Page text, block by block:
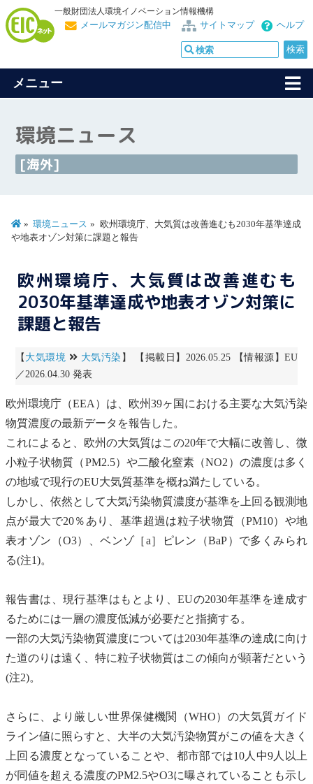
一般財団法人環境イノベーション情報機構
ヘルプ
サイトマップ
メールマガジン配信中
メニュー
環境ニュース
[海外]
環境ニュース
欧州環境庁、大気質は改善進むも2030年基準達成
や地表オゾン対策に課題と報告
欧州環境庁、大気質は改善進むも
2030年基準達成や地表オゾン対策に
課題と報告
【 大気環境 大気汚染 】 【掲載日】2026.05.25 【情報源】EU
／2026.04.30 発表
欧州環境庁（EEA）は、欧州39ヶ国における主要な大気汚染
物質濃度の最新データを報告した。
これによると、欧州の大気質はこの20年で大幅に改善し、微
小粒子状物質（PM2.5）や二酸化窒素 （NO2）の濃度は多く
の地域で現行のEU大気質基準を概ね満たしている。
しかし、依然として大気汚染物質濃度が基準を上回る観測地
点が最大で20％あり、基準超過は粒子状物質（PM10）や地
表オゾン （O3）、ベンゾ［a］ピレン
（BaP）で多くみられ
る(注1)。
報告書は、現行基準はもとより、EUの2030年基準を達成す
るためには一層の濃度低減が必要だと指摘する。
一部の大気汚染物質濃度については2030年基準の達成に向け
た道のりは遠く、特に粒子状物質はこの傾向が顕著だという
(注2)。
さらに、より厳しい世界保健機関（WHO）の大気質ガイド
ライン値に照らすと、大半の大気汚染物質がこの値を大きく
上回る濃度となっていることや、都市部では10人中9人以上
が同値を超える濃度のPM2.5やO3に曝されていることも示し